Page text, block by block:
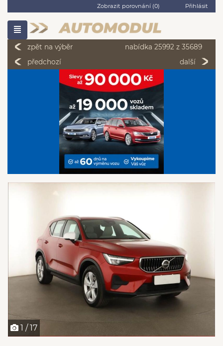
Zobrazit porovnání (0) Přihlásit
zpět na výběr
nabídka 25992 z 35689
předchozí
další
1 / 17